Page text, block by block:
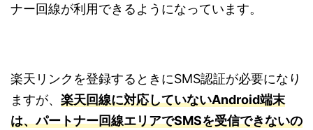
ナー回線が利用できるようになっています。
楽天リンクを登録するときにSMS認証が必要になり
ますが、 楽天回線に対応していないAndroid端末
は、パートナー回線エリアでSMSを受信できないの